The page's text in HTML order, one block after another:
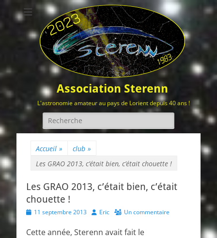
Association Sterenn
L'astronomie amateur au pays de Lorient depuis 40 ans !
Rechercher :
Accueil » club »
Les GRAO 2013, c’était bien, c’était chouette !
Les GRAO 2013, c’était bien, c’était
chouette !
Posted11 septembre 2013 Author
Eric Un commentaire
Cette année, Sterenn avait fait le